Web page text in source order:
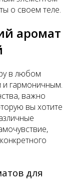
о своем теле.
аромат
в любом
и гармоничным.
важно
вы хотите
для